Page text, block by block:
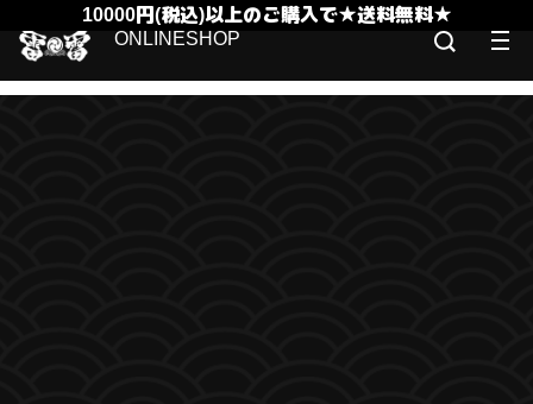
10000円(税込)以上のご購入で★送料無料★
ONLINESHOP